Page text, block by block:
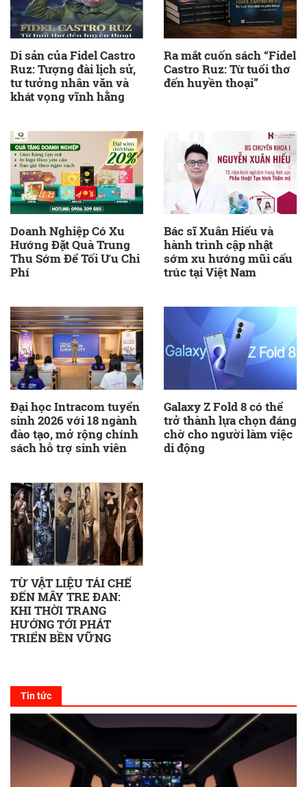
Di sản của Fidel Castro
Ruz: Tượng đài lịch sử,
tư tưởng nhân văn và
khát vọng vĩnh hằng
Ra mắt cuốn sách “Fidel
Castro Ruz: Từ tuổi thơ
đến huyền thoại”
Doanh Nghiệp Có Xu
Hướng Đặt Quà Trung
Thu Sớm Để Tối Ưu Chi
Phí
Bác sĩ Xuân Hiếu và
hành trình cập nhật
sớm xu hướng mũi cấu
trúc tại Việt Nam
Đại học Intracom tuyển
sinh 2026 với 18 ngành
đào tạo, mở rộng chính
sách hỗ trợ sinh viên
Galaxy Z Fold 8 có thể
trở thành lựa chọn đáng
chờ cho người làm việc
di động
TỪ VẬT LIỆU TÁI CHẾ
ĐẾN MÂY TRE ĐAN:
KHI THỜI TRANG
HƯỚNG TỚI PHÁT
TRIỂN BỀN VỮNG
Tin tức